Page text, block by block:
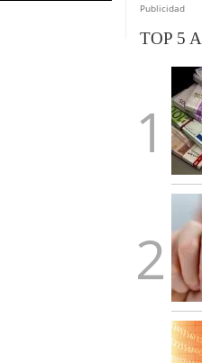
Publicidad
TOP 5